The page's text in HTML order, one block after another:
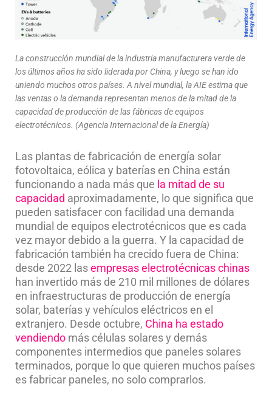
La construcción mundial de la industria manufacturera verde de
los últimos años ha sido liderada por China, y luego se han ido
uniendo muchos otros países. A nivel mundial, la AIE estima que
las ventas o la demanda representan menos de la mitad de la
capacidad de producción de las fábricas de equipos
electrotécnicos. (Agencia Internacional de la Energía)
Las plantas de fabricación de energía solar
fotovoltaica, eólica y baterías en China están
funcionando a nada más que la mitad de su
capacidad aproximadamente, lo que significa que
pueden satisfacer con facilidad una demanda
mundial de equipos electrotécnicos que es cada
vez mayor debido a la guerra. Y la capacidad de
fabricación también ha crecido fuera de China:
desde 2022 lasempresas electrotécnicas chinas
han invertido más de 210 mil millones de dólares
en infraestructuras de producción de energía
solar, baterías y vehículos eléctricos en el
extranjero. Desde octubre, China ha estado
vendiendo más células solares y demás
componentes intermedios que paneles solares
terminados, porque lo que quieren muchos países
es fabricar paneles, no solo comprarlos.